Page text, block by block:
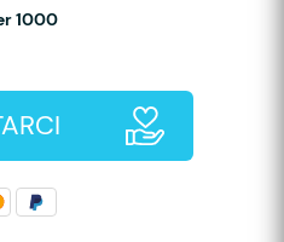
1000